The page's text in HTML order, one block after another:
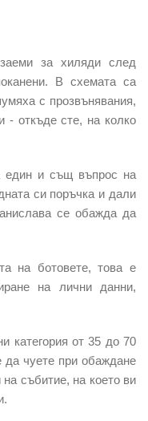
за хиляди след
В схемата са
с прозвънявания,
- откъде сте, на колко
един и същ въпрос на
си поръчка и дали
се обажда да
на ботовете, това е
на лични данни,
категория от 35 до 70
да чуете при обаждане
събитие, на което ви